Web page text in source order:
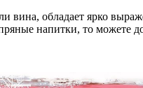
вина, обладает ярко
напитки, то можете